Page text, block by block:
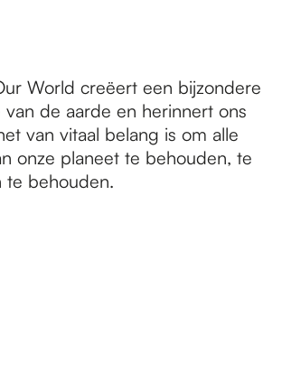
World creëert een bijzondere
de aarde en herinnert ons
van vitaal belang is om alle
onze planeet te behouden, te
te behouden.